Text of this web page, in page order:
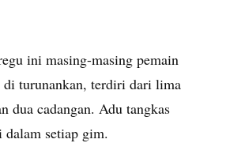
ini masing-masing pemain
turunankan, terdiri dari lima
dua cadangan. Adu tangkas
setiap gim.